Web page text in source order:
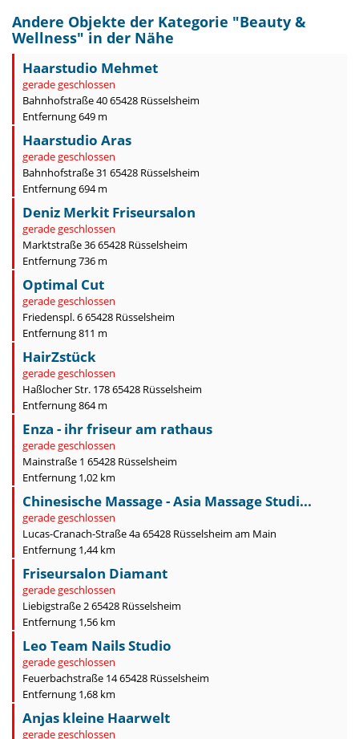
Andere Objekte der Kategorie "Beauty &
Wellness" in der Nähe
Haarstudio Mehmet
gerade geschlossen
Bahnhofstraße 40 65428 Rüsselsheim
Entfernung 649 m
Haarstudio Aras
gerade geschlossen
Bahnhofstraße 31 65428 Rüsselsheim
Entfernung 694 m
Deniz Merkit Friseursalon
gerade geschlossen
Marktstraße 36 65428 Rüsselsheim
Entfernung 736 m
Optimal Cut
gerade geschlossen
Friedenspl. 6 65428 Rüsselsheim
Entfernung 811 m
HairZstück
gerade geschlossen
Haßlocher Str. 178 65428 Rüsselsheim
Entfernung 864 m
Enza - ihr friseur am rathaus
gerade geschlossen
Mainstraße 1 65428 Rüsselsheim
Entfernung 1,02 km
Chinesische Massage - Asia Massage Studi...
gerade geschlossen
Lucas-Cranach-Straße 4a 65428 Rüsselsheim am Main
Entfernung 1,44 km
Friseursalon Diamant
gerade geschlossen
Liebigstraße 2 65428 Rüsselsheim
Entfernung 1,56 km
Leo Team Nails Studio
gerade geschlossen
Feuerbachstraße 14 65428 Rüsselsheim
Entfernung 1,68 km
Anjas kleine Haarwelt
gerade geschlossen